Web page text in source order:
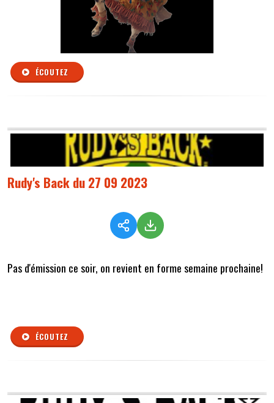
ÉCOUTEZ
Rudy's Back du 27 09 2023
Pas d'émission ce soir, on revient en forme semaine prochaine!
ÉCOUTEZ